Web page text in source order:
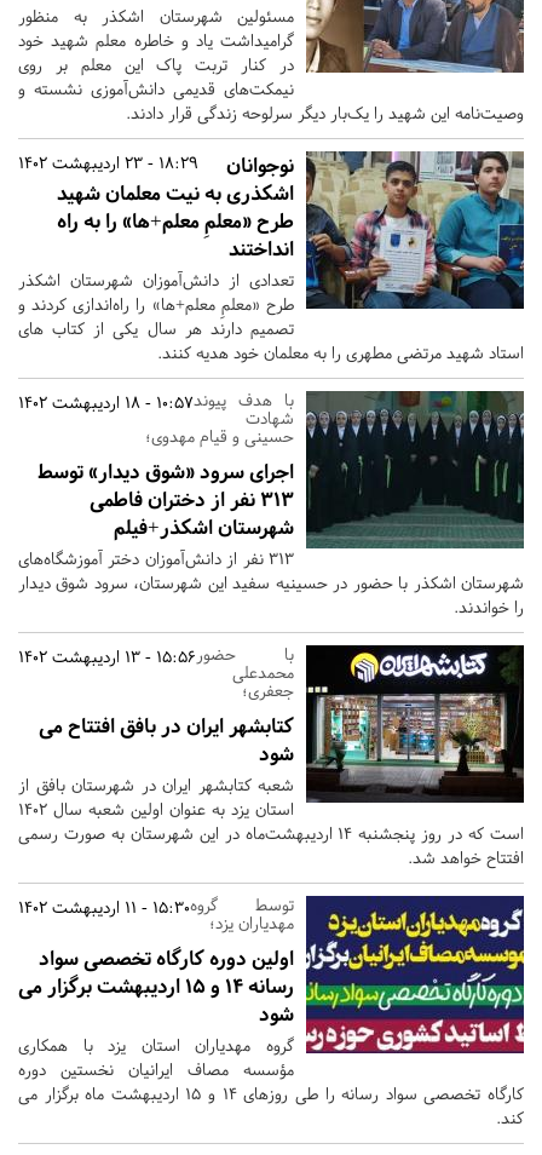
مسئولین شهرستان اشکذر به منظور
گرامیداشت یاد و خاطره معلم شهید خود
در کنار تربت پاک این معلم بر روی
نیمکت‌های قدیمی دانش‌آموزی نشسته و
وصیت‌نامه این شهید را یک‌بار دیگر سرلوحه زندگی قرار دادند.
18:29 - 23 اردیبهشت 1402
نوجوانان
اشکذری به نیت معلمان شهید
طرح «معلمِ معلم+ها» را به راه
انداختند
تعدادی از دانش‌آموزان شهرستان اشکذر
طرح «معلمِ معلم+ها» را راه‌اندازی کردند و
تصمیم دارند هر سال یکی از کتاب‌ های
استاد شهید مرتضی مطهری را به معلمان خود هدیه کنند.
10:57 - 18 اردیبهشت 1402با هدف پیوند
شهادت
حسینی و قیام مهدوی؛
اجرای سرود «شوق دیدار» توسط
۳۱۳ نفر از دختران فاطمی
شهرستان اشکذر+فیلم
313 نفر از دانش‌آموزان دختر آموزشگاه‌های
شهرستان اشکذر با حضور در حسینیه سفید این شهرستان، سرود شوق دیدار
را خواندند.
15:56 - 13 اردیبهشت 1402 با حضور
محمدعلی
جعفری؛
کتابشهر ایران در بافق افتتاح می
شود
شعبه کتابشهر ایران در شهرستان بافق از
استان یزد به عنوان اولین شعبه سال ۱۴۰۲
است که در روز پنجشنبه ۱۴ اردیبهشت‌ماه در این شهرستان به صورت رسمی
افتتاح خواهد شد.
15:30 - 11 اردیبهشت 1402توسط گروه
مهدیاران یزد؛
اولین دوره کارگاه تخصصی سواد
رسانه 14 و 15 اردیبهشت برگزار می
شود
گروه مهدیاران استان یزد با همکاری
مؤسسه مصاف ایرانیان نخستین دوره
کارگاه تخصصی سواد رسانه را طی روزهای 14 و 15 اردیبهشت ماه برگزار می
کند.